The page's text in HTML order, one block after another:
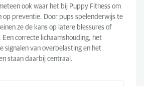
ook waar het bij Puppy Fitness om
preventie. Door pups spelenderwijs te
ze de kans op latere blessures of
correcte lichaamshouding, het
signalen van overbelasting en het
staan daarbij centraal.